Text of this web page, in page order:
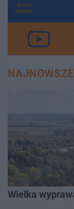
TERAZ
GRAMY
Wielka